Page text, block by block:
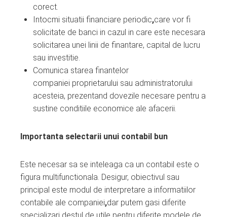
corect.
Intocmi situatii financiare periodic,care vor fi
solicitate de banci in cazul in care este necesara
solicitarea unei linii de finantare, capital de lucru
sau investitie.
Comunica starea finantelor
companiei proprietarului sau administratorului
acesteia, prezentand dovezile necesare pentru a
sustine conditiile economice ale afacerii.
Importanta selectarii unui contabil bun
Este necesar sa se inteleaga ca un contabil este o
figura multifunctionala. Desigur, obiectivul sau
principal este modul de interpretare a informatiilor
contabile ale companiei,dar putem gasi diferite